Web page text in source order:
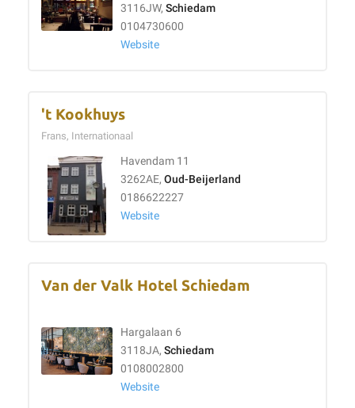
3116JW, Schiedam
0104730600
Website
't Kookhuys
Frans, Internationaal
Havendam 11
3262AE, Oud-Beijerland
0186622227
Website
Van der Valk Hotel Schiedam
Hargalaan 6
3118JA, Schiedam
0108002800
Website